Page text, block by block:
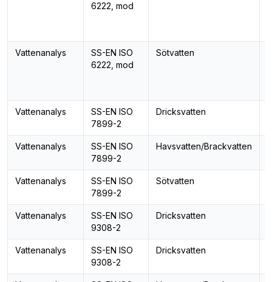
6222, mod
Vattenanalys
SS-EN ISO
6222, mod
Sötvatten
Vattenanalys
SS-EN ISO
7899-2
Dricksvatten
Vattenanalys
SS-EN ISO
7899-2
Havsvatten/Brackvatten
Vattenanalys
SS-EN ISO
7899-2
Sötvatten
Vattenanalys
SS-EN ISO
9308-2
Dricksvatten
Vattenanalys
SS-EN ISO
9308-2
Dricksvatten